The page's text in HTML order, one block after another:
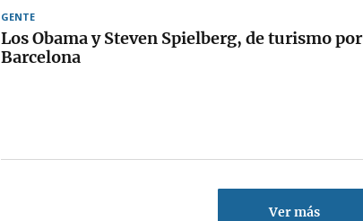
GENTE
Los Obama y Steven Spielberg, de turismo por
Barcelona
Ver más